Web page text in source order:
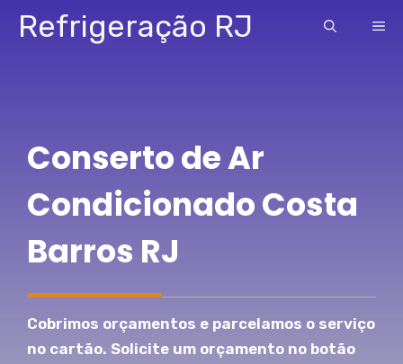
Pular
paraRefrigeração RJ
Conserto de Ar
Condicionado Costa
Barros RJ
Cobrimos orçamentos e parcelamos o serviço
no cartão. Solicite um orçamento no botão